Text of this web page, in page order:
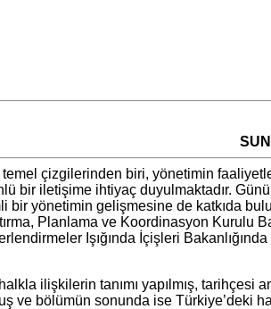
biri, yönetimin
bir iletişime ihtiyaç duyulmaktadır.
bir yönetimin gelişmesine de katkıda
Planlama ve Koordinasyon Kurulu
Işığında İçişleri
tanımı yapılmış, tarihçesi
ve bölümün sonunda ise Türkiye’deki